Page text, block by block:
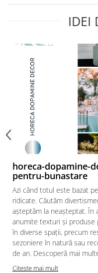
Scaune
Crizantema
Floarea soarelui
Hortensia
Lavanda
Minirosa
Ranunculus
Trandafir
Mix de flori
Eucalipt
Flori de camp
Bumbac
Cala
Iasomie
Margarete
Narcise
Kit-uri Baloane
Rafii, clipsuri,pompe
Cake toppers
Decoratiuni baloane
Ochelari party
Bannere
Lumanari aniversare
Ghirlande
Lumanari si accesorii tort
Panou decorativ
Pompoane
Rozete
Paturica Decor
Cake topper
Tun Confetti
Petrecere Tematica
Petrecere fetite
Petrecere Baieti
Petrecere Adulti
IDEI
horeca-dopamine-
pentru-bunastare
Azi când totul este bazat
ridicate. Căutăm
așteptăm la neașteptat. În
anumite texturi și produse
în diverse spații, precum
sezoniere în natură sau
de an. Descoperă mai
Citeste mai mult